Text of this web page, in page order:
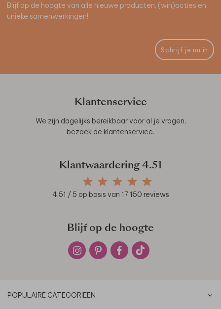
Blijf op de hoogte van alle nieuwe producten, (win)acties en
unieke samenwerkingen!
Schrijf je nu in
Klantenservice
We zijn dagelijks bereikbaar voor al je vragen,
bezoek de klantenservice.
Klantwaardering 4.51
4.51 / 5 op basis van 17.150 reviews
Blijf op de hoogte
POPULAIRE CATEGORIEËN